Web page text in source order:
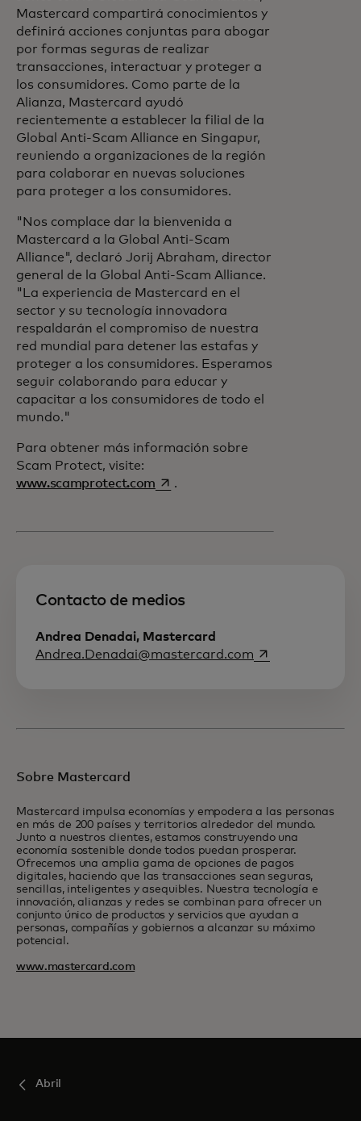
Mastercard compartirá conocimientos y
definirá acciones conjuntas para abogar
por formas seguras de realizar
transacciones, interactuar y proteger a
los consumidores. Como parte de la
Alianza, Mastercard ayudó
recientemente a establecer la filial de la
Global Anti-Scam Alliance en Singapur,
reuniendo a organizaciones de la región
para colaborar en nuevas soluciones
para proteger a los consumidores.
"Nos complace dar la bienvenida a
Mastercard a la Global Anti-Scam
Alliance", declaró Jorij Abraham, director
general de la Global Anti-Scam Alliance.
"La experiencia de Mastercard en el
sector y su tecnología innovadora
respaldarán el compromiso de nuestra
red mundial para detener las estafas y
proteger a los consumidores. Esperamos
seguir colaborando para educar y
capacitar a los consumidores de todo el
mundo."
Para obtener más información sobre
Scam Protect, visite:
www.scamprotect.comse abre en una pestaña nueva
.
Contacto de medios
Andrea Denadai, Mastercard
Andrea.Denadai@mastercard.com se abre en una
Sobre Mastercard
Mastercard impulsa economías y empodera a las personas
en más de 200 países y territorios alrededor del mundo.
Junto a nuestros clientes, estamos construyendo una
economía sostenible donde todos puedan prosperar.
Ofrecemos una amplia gama de opciones de pagos
digitales, haciendo que las transacciones sean seguras,
sencillas, inteligentes y asequibles. Nuestra tecnología e
innovación, alianzas y redes se combinan para ofrecer un
conjunto único de productos y servicios que ayudan a
personas, compañías y gobiernos a alcanzar su máximo
potencial.
www.mastercard.com
Abril